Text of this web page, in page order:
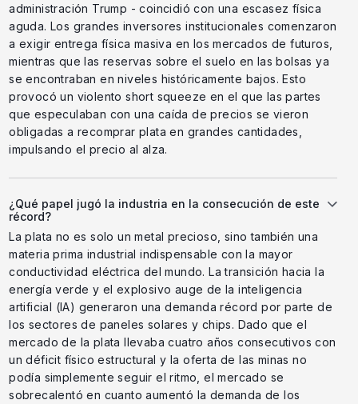
administración Trump - coincidió con una escasez física
aguda. Los grandes inversores institucionales comenzaron
a exigir entrega física masiva en los mercados de futuros,
mientras que las reservas sobre el suelo en las bolsas ya
se encontraban en niveles históricamente bajos. Esto
provocó un violento short squeeze en el que las partes
que especulaban con una caída de precios se vieron
obligadas a recomprar plata en grandes cantidades,
impulsando el precio al alza.
¿Qué papel jugó la industria en la consecución de este
récord?
La plata no es solo un metal precioso, sino también una
materia prima industrial indispensable con la mayor
conductividad eléctrica del mundo. La transición hacia la
energía verde y el explosivo auge de la inteligencia
artificial (IA) generaron una demanda récord por parte de
los sectores de paneles solares y chips. Dado que el
mercado de la plata llevaba cuatro años consecutivos con
un déficit físico estructural y la oferta de las minas no
podía simplemente seguir el ritmo, el mercado se
sobrecalentó en cuanto aumentó la demanda de los